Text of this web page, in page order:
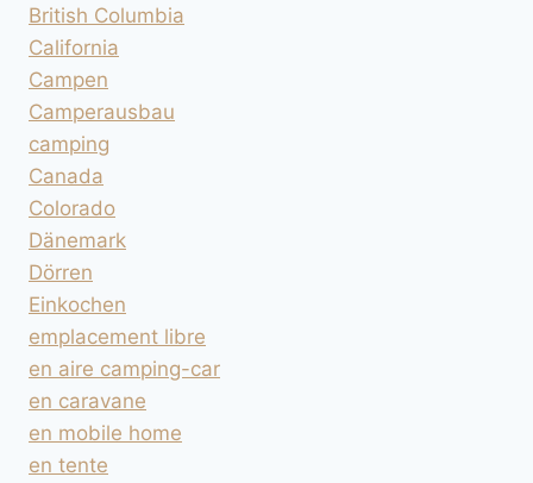
British Columbia
California
Campen
Camperausbau
camping
Canada
Colorado
Dänemark
Dörren
Einkochen
emplacement libre
en aire camping-car
en caravane
en mobile home
en tente